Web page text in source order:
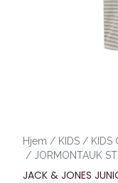
Hjem / KIDS / KIDS
/ JORMONTAUK
JACK & JONES